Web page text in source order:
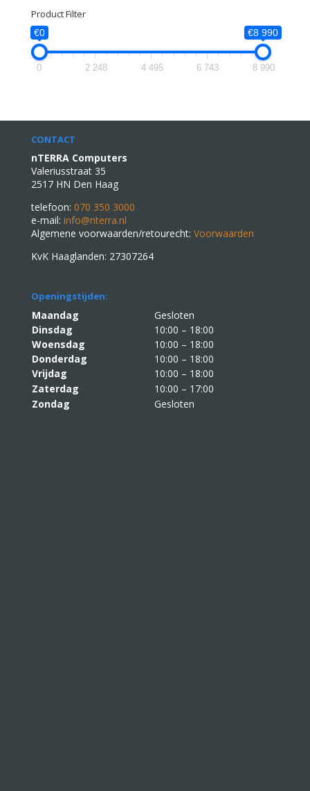
Product Filter
€0 €8 990
0 2 248 4 495 6 743 8 990
CONTACT
nTERRA Computers
Valeriusstraat 35
2517 HN Den Haag
telefoon: 070 350 3000
e-mail: info@nterra.nl
Algemene voorwaarden/retourecht: Voorwaarden
KvK Haaglanden: 27307264
Openingstijden:
Maandag
Gesloten
Dinsdag
10:00 – 18:00
Woensdag
10:00 – 18:00
Donderdag
10:00 – 18:00
Vrijdag
10:00 – 18:00
Zaterdag
10:00 – 17:00
Zondag
Gesloten